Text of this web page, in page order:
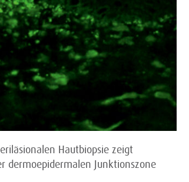
Hautbiopsie zeigt
dermoepidermalen Junktionszone